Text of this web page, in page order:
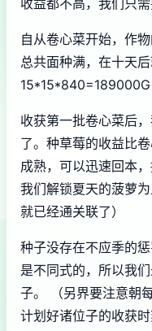
自从卷心菜开始，作
总共面种满，在十天
15*15*840=189000G
收获第一批卷心菜后
了。种草莓的收益比
成熟，可以迅速回本
我们解锁夏天的菠萝
就已经通关联了）
种子没存在不应季的
是不同式的，所以我
子。 （另界要注意朝
计划好诸位子的收获时